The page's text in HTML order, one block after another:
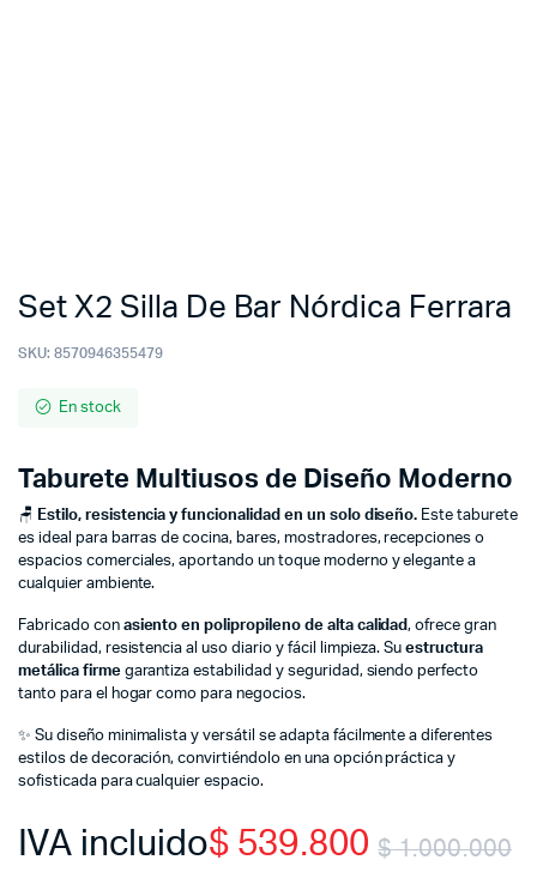
Set X2 Silla De Bar Nórdica Ferrara
SKU: 8570946355479
En stock
Taburete Multiusos de Diseño Moderno
🪑 Estilo, resistencia y funcionalidad en un solo diseño. Este taburete
es ideal para barras de cocina, bares, mostradores, recepciones o
espacios comerciales, aportando un toque moderno y elegante a
cualquier ambiente.
Fabricado con asiento en polipropileno de alta calidad, ofrece gran
durabilidad, resistencia al uso diario y fácil limpieza. Suestructura
metálica firme garantiza estabilidad y seguridad, siendo perfecto
tanto para el hogar como para negocios.
✨ Su diseño minimalista y versátil se adapta fácilmente a diferentes
estilos de decoración, convirtiéndolo en una opción práctica y
sofisticada para cualquier espacio.
$1.000.000
$539.800
IVA incluido